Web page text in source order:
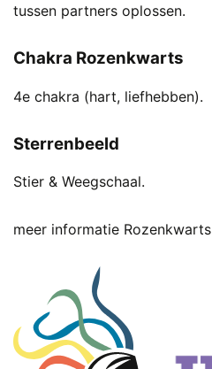
tussen partners oplossen.
Chakra Rozenkwarts
4e chakra (hart, liefhebben).
Sterrenbeeld
Stier & Weegschaal.
meer informatie Rozenkwarts